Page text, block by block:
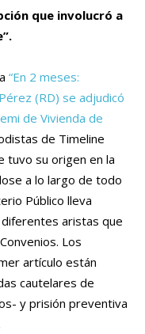
que involucró a
“En 2 meses:
(RD) se adjudicó
de Vivienda de
de Timeline
tuvo su origen en la
a lo largo de todo
Público lleva
aristas que
Los
artículo están
cautelares de
y prisión preventiva